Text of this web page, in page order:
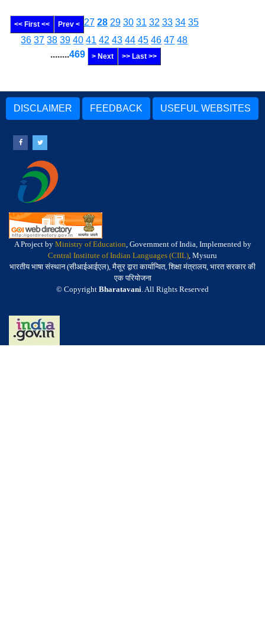
<< First << Prev < 27 28 29 30 31 32 33 34 35
36 37 38 39 40 41 42 43 44 45 46 47 48
........469 > Next >> Last >>
DISCLAIMER FEEDBACK USEFUL WEBSITES
A Project by Ministry of Education, Government of India, Implemented by
Central Institute of Indian Languages (CIIL), Mysuru
भारतीय भाषा संस्थान (सीआईआईएल), मैसूर द्वारा कार्यान्वित, शिक्षा मंत्रालय, भारत सरकार की
एक परियोजना
© Copyright Bharatavani. All Rights Reserved